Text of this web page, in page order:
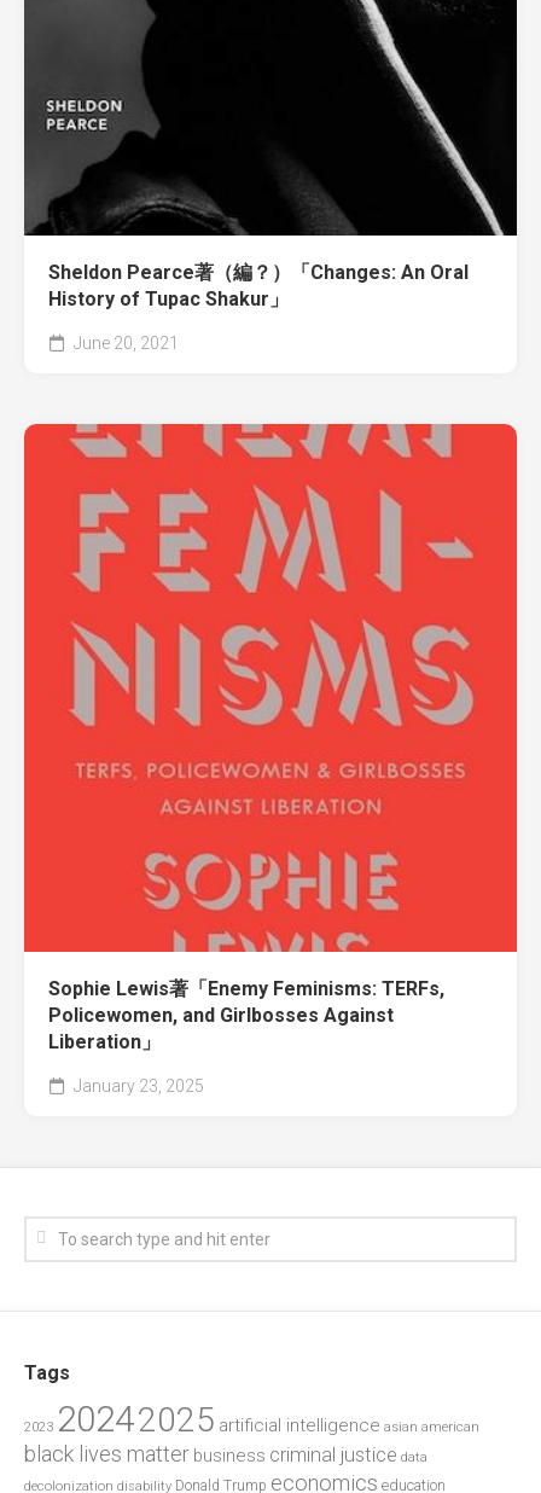
Sheldon Pearce著（編？）「Changes: An Oral
History of Tupac Shakur」
June 20, 2021
Sophie Lewis著「Enemy Feminisms: TERFs,
Policewomen, and Girlbosses Against
Liberation」
January 23, 2025
Tags
2023 20242025 artificial intelligence asian american
black lives matter business criminal justice data
decolonization disability Donald Trump economics education